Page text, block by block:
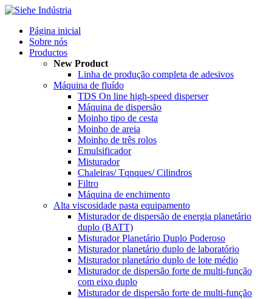
Página inicial
Sobre nós
Productos
New Product
Linha de produção completa de adesivos
Máquina de fluído
TDS On line high-speed disperser
Máquina de dispersão
Moinho tipo de cesta
Moinho de areia
Moinho de três rolos
Emulsificador
Misturador
Chaleiras/ Tqnques/ Cilindros
Filtro
Máquina de enchimento
Alta viscosidade pasta equipamento
Misturador de dispersão de energia planetário
duplo (BATT)
Misturador Planetário Duplo Poderoso
Misturador planetário duplo de laboratório
Misturador planetário duplo de lote médio
Misturador de dispersão forte de multi-função
com eixo duplo
Misturador de dispersão forte de multi-função